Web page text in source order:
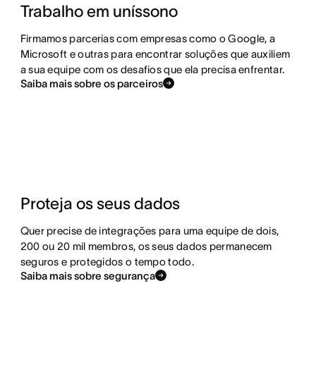
Trabalho em uníssono
Firmamos parcerias com empresas como o Google, a
Microsoft e outras para encontrar soluções que auxiliem
a sua equipe com os desafios que ela precisa enfrentar.
Saiba mais sobre os parceiros
Proteja os seus dados
Quer precise de integrações para uma equipe de dois,
200 ou 20 mil membros, os seus dados permanecem
seguros e protegidos o tempo todo.
Saiba mais sobre segurança